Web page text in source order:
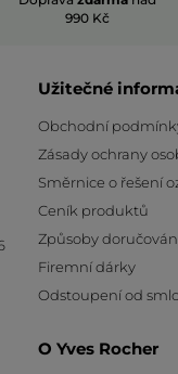
990 Kč
Užitečné
Obchodní
Zásady ochrany
Směrnice o řešení
Ceník produktů
Způsoby
Firemní dárky
Odstoupení od
O Yves Rocher